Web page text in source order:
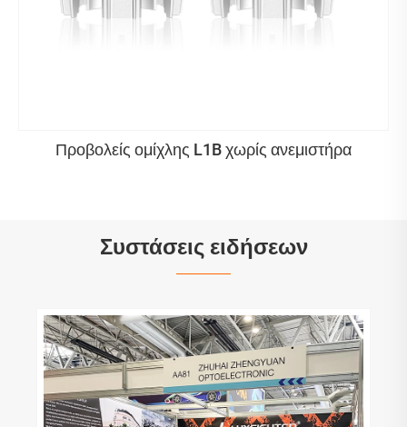
Προβολείς ομίχλης L1B χωρίς ανεμιστήρα
Συστάσεις ειδήσεων